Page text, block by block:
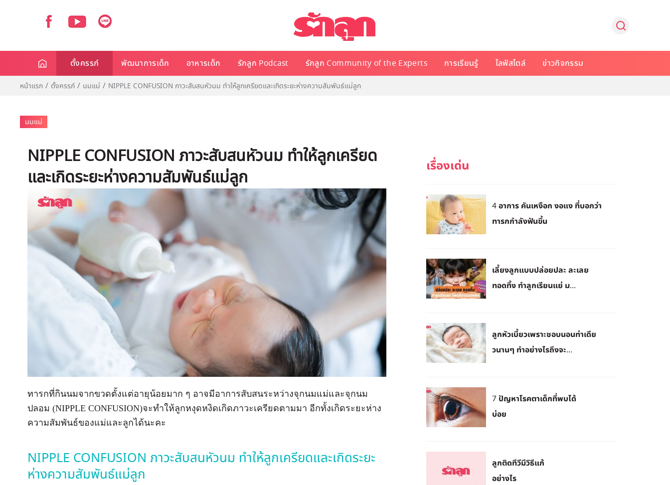
ตั้งครรภ์ พัฒนาการเด็ก อาหารเด็ก รักลูก Podcast รักลูก Community of the Experts การเรียนรู้ ไลฟ์สไตล์ ข่าวกิจกรรม
หน้าแรก ตั้งครรภ์ นมแม่ NIPPLE CONFUSION ภาวะสับสนหัวนม ทำให้ลูกเครียดและเกิดระยะห่างความสัมพันธ์แม่ลูก
นมแม่
NIPPLE CONFUSION ภาวะสับสนหัวนม ทำให้ลูกเครียด
และเกิดระยะห่างความสัมพันธ์แม่ลูก
ทารกที่กินนมจากขวดตั้งแต่อายุน้อยมาก ๆ อาจมีอาการสับสนระหว่างจุกนมแม่และจุกนม
ปลอม (NIPPLE CONFUSION)จะทำให้ลูกหงุดหงิดเกิดภาวะเครียดตามมา อีกทั้งเกิดระยะห่าง
ความสัมพันธ์ของแม่และลูกได้นะคะ
NIPPLE CONFUSION ภาวะสับสนหัวนม ทำให้ลูกเครียดและเกิดระยะ
ห่างความสัมพันธ์แม่ลูก
4 อาการ คันเหงือก งอแง ที่บอกว่า
ทารกกำลังฟันขึ้น
เลี้ยงลูกแบบปล่อยปละ ละเลย
ทอดทิ้ง ทำลูกเรียนแย่ ม...
ลูกหัวเบี้ยวเพราะชอบนอนท่าเดีย
วนานๆ ทำอย่างไรถึงจะ...
7 ปัญหาโรคตาเด็กที่พบได้
บ่อย
ลูกติดทีวีมีวิธีแก้
อย่างไร